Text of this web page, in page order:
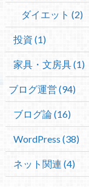
ダイエット (2)
投資 (1)
家具・文房具 (1)
ブログ運営 (94)
ブログ論 (16)
WordPress (38)
ネット関連 (4)